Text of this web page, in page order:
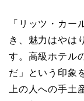
「リッツ・カー
き、魅力はやは
す。高級ホテル
だ」という印象
上の人への手土